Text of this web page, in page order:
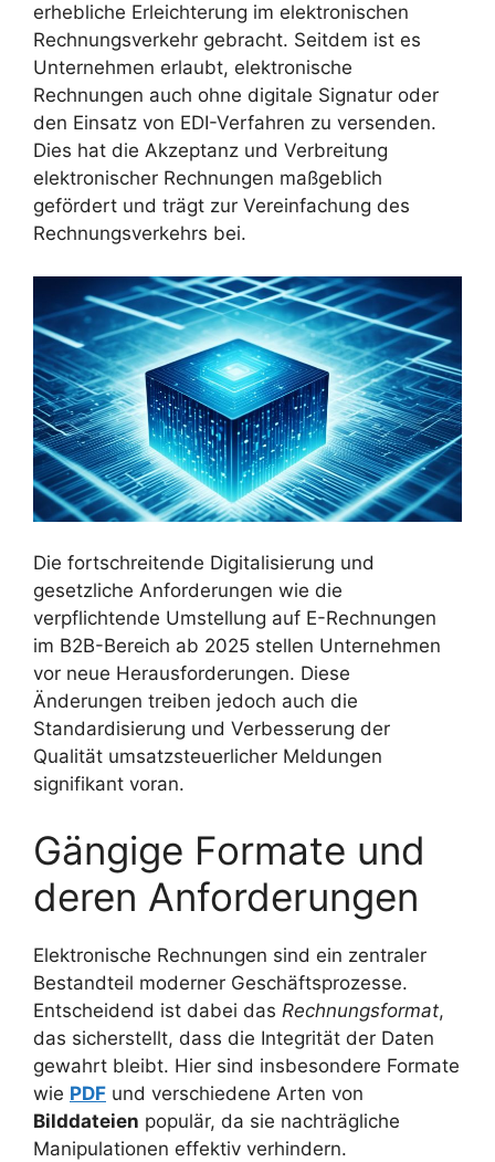
erhebliche Erleichterung im elektronischen
Rechnungsverkehr gebracht. Seitdem ist es
Unternehmen erlaubt, elektronische
Rechnungen auch ohne digitale Signatur oder
den Einsatz von EDI-Verfahren zu versenden.
Dies hat die Akzeptanz und Verbreitung
elektronischer Rechnungen maßgeblich
gefördert und trägt zur Vereinfachung des
Rechnungsverkehrs bei.
Die fortschreitende Digitalisierung und
gesetzliche Anforderungen wie die
verpflichtende Umstellung auf E-Rechnungen
im B2B-Bereich ab 2025 stellen Unternehmen
vor neue Herausforderungen. Diese
Änderungen treiben jedoch auch die
Standardisierung und Verbesserung der
Qualität umsatzsteuerlicher Meldungen
signifikant voran.
Gängige Formate und
deren Anforderungen
Elektronische Rechnungen sind ein zentraler
Bestandteil moderner Geschäftsprozesse.
Entscheidend ist dabei das Rechnungsformat,
das sicherstellt, dass die Integrität der Daten
gewahrt bleibt. Hier sind insbesondere Formate
wie PDF und verschiedene Arten von
Bilddateien populär, da sie nachträgliche
Manipulationen effektiv verhindern.